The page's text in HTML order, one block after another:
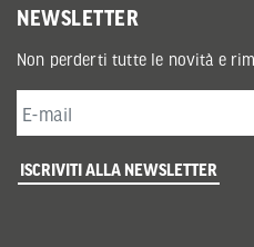
NEWSLETTER
Non perderti tutte le novità e
ISCRIVITI ALLA NEWSLETTER